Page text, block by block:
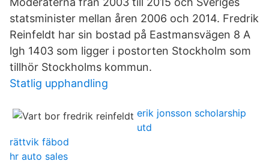
statsminister mellan åren 2006 och 2014. Fredrik
Reinfeldt har sin bostad på Eastmansvägen 8 A
lgh 1403 som ligger i postorten Stockholm som
tillhör Stockholms kommun.
Statlig upphandling
erik jonsson scholarship
utd
rättvik fäbod
hr auto sales